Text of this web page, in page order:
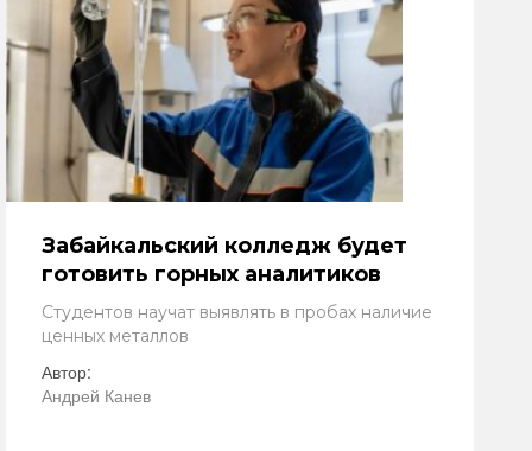
Забайкальский колледж будет
готовить горных аналитиков
Студентов научат выявлять в пробах наличие
ценных металлов
Автор:
Андрей Канев